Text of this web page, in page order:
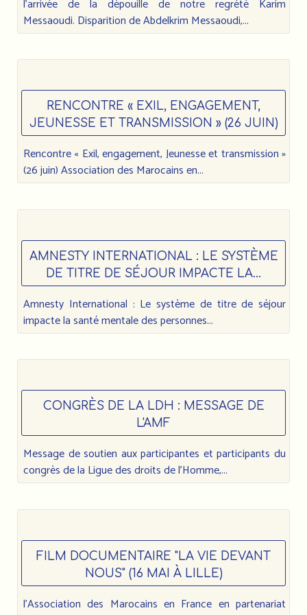
l’arrivée de la dépouille de notre regrété Karim
Messaoudi. Disparition de Abdelkrim Messaoudi,...
RENCONTRE « EXIL, ENGAGEMENT,
JEUNESSE ET TRANSMISSION » (26 JUIN)
Rencontre « Exil, engagement, Jeunesse et transmission »
(26 juin) Association des Marocains en...
AMNESTY INTERNATIONAL : LE SYSTÈME
DE TITRE DE SÉJOUR IMPACTE LA...
Amnesty International : Le système de titre de séjour
impacte la santé mentale des personnes...
CONGRÈS DE LA LDH : MESSAGE DE
L'AMF
Message de soutien aux participantes et participants du
congrès de la Ligue des droits de l’Homme,...
FILM DOCUMENTAIRE "LA VIE DEVANT
NOUS" (16 MAI À LILLE)
l'Association des Marocains en France en partenariat